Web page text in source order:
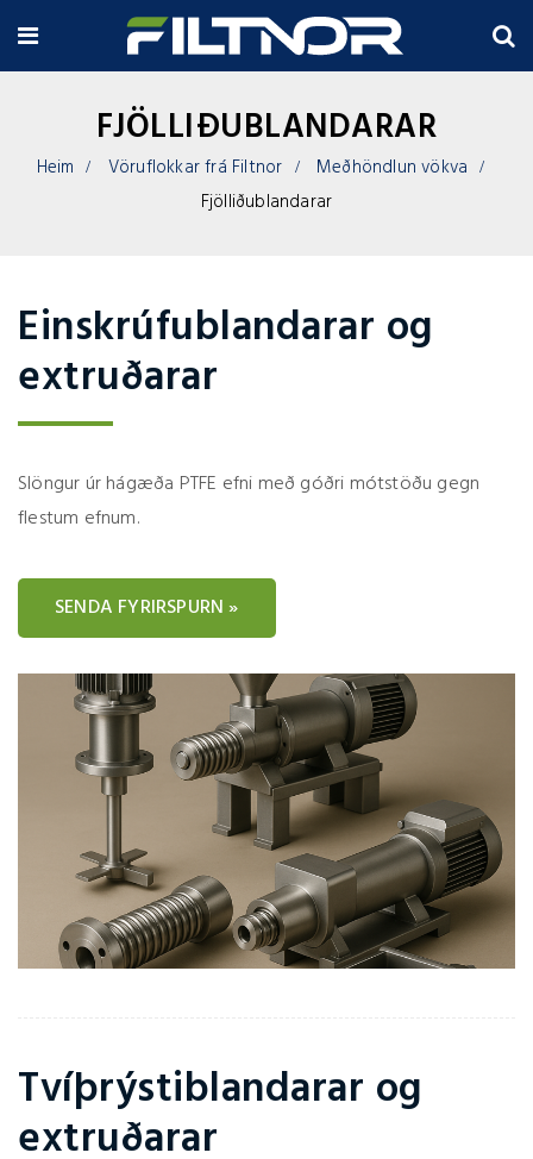
FJÖLLIÐUBLANDARAR
Heim Vöruflokkar frá Filtnor
Meðhöndlun vökva
Fjölliðublandarar
Einskrúfublandarar og
extruðarar
Slöngur úr hágæða PTFE efni með góðri mótstöðu gegn
flestum efnum.
SENDA FYRIRSPURN »
Tvíþrýstiblandarar og
extruðarar